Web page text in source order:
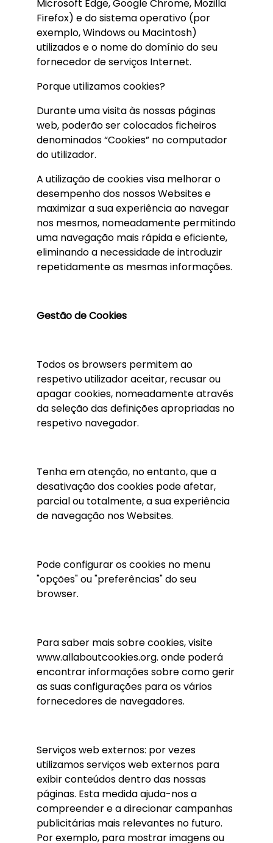
Microsoft Edge, Google Chrome, Mozilla
Firefox) e do sistema operativo (por
exemplo, Windows ou Macintosh)
utilizados e o nome do domínio do seu
fornecedor de serviços Internet.
Porque utilizamos cookies?
Durante uma visita às nossas páginas
web, poderão ser colocados ficheiros
denominados “Cookies” no computador
do utilizador.
A utilização de cookies visa melhorar o
desempenho dos nossos Websites e
maximizar a sua experiência ao navegar
nos mesmos, nomeadamente permitindo
uma navegação mais rápida e eficiente,
eliminando a necessidade de introduzir
repetidamente as mesmas informações.
Gestão de Cookies
Todos os browsers permitem ao
respetivo utilizador aceitar, recusar ou
apagar cookies, nomeadamente através
da seleção das definições apropriadas no
respetivo navegador.
Tenha em atenção, no entanto, que a
desativação dos cookies pode afetar,
parcial ou totalmente, a sua experiência
de navegação nos Websites.
Pode configurar os cookies no menu
"opções" ou "preferências" do seu
browser.
Para saber mais sobre cookies, visite
www.allaboutcookies.org. onde poderá
encontrar informações sobre como gerir
as suas configurações para os vários
fornecedores de navegadores.
Serviços web externos: por vezes
utilizamos serviços web externos para
exibir conteúdos dentro das nossas
páginas. Esta medida ajuda-nos a
compreender e a direcionar campanhas
publicitárias mais relevantes no futuro.
Por exemplo, para mostrar imagens ou